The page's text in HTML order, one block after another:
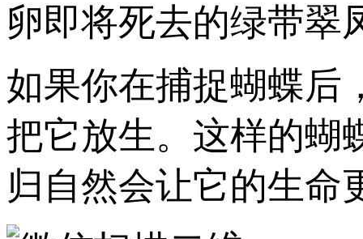
卵即将死去的绿带翠
如果你在捕捉蝴蝶后
把它放生。这样的蝴
归自然会让它的生命